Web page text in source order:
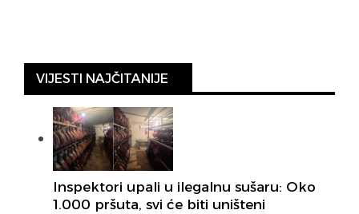
VIJESTI NAJČITANIJE
Inspektori upali u ilegalnu sušaru: Oko
1.000 pršuta, svi će biti uništeni